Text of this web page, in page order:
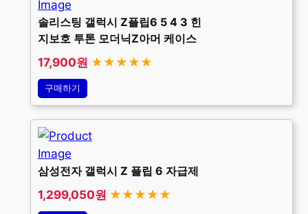
솔리스팅 갤럭시 Z플립6 5 4 3 힌
지보호 투톤 모더닉Z아머 케이스
17,900원 ★★★★★
구매하기
삼성전자 갤럭시 Z 플립 6 자급제
1,299,050원 ★★★★★